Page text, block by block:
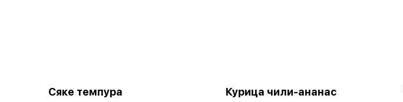
Сяке темпура Курица чили-ананас